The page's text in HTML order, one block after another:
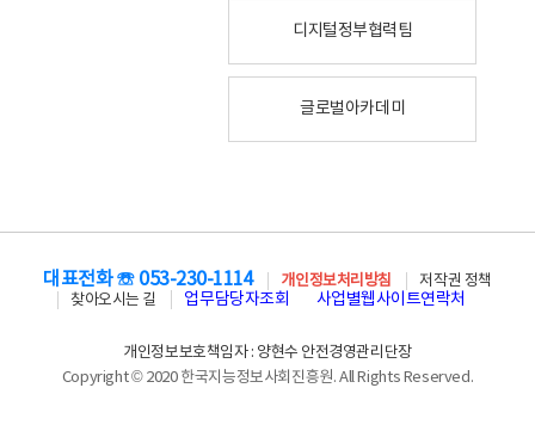
디지털정부협력팀
글로벌아카데미
대표전화 ☏ 053-230-1114 개인정보처리방침
저작권 정책
찾아오시는 길
업무담당자조회 사업별웹사이트연락처
개인정보보호책임자 : 양현수 안전경영관리단장
Copyright © 2020 한국지능정보사회진흥원. All Rights Reserved.